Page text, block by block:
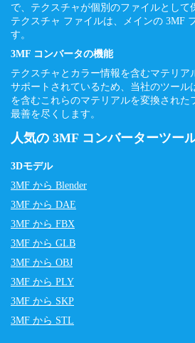
で、テクスチャが個別のファイルとして
テクスチャ ファイルは、メインの 3MF
す。
3MF コンバータの機能
テクスチャとカラー情報を含むマテリア
サポートされているため、当社のツール
を含むこれらのマテリアルを変換された
最善を尽くします。
人気の 3MF コンバーターツー
3Dモデル
3MF から Blender
3MF から DAE
3MF から FBX
3MF から GLB
3MF から OBJ
3MF から PLY
3MF から SKP
3MF から STL